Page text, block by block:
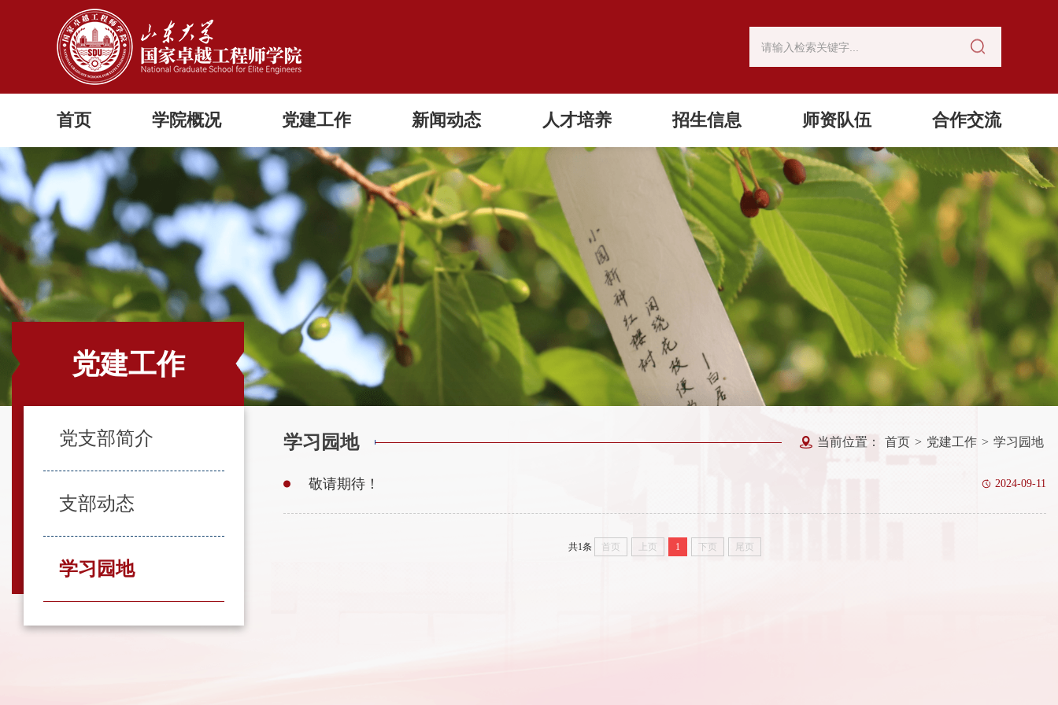
首页 学院概况 党建工作 新闻动态 人才培养 招生信息 师资队伍 合作交流
党建工作
党支部简介
支部动态
学习园地
学习园地 当前位置： 首页 > 党建工作 > 学习园地
敬请期待！ 2024-09-11
共1条 首页 上页 1 下页 尾页